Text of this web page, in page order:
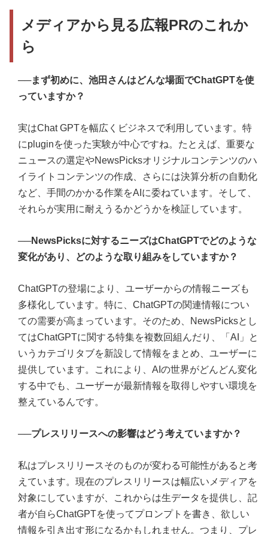
メディアから見る広報PRのこれか
ら
──まず初めに、池田さんはどんな場面でChatGPTを使
っていますか？
実はChat GPTを幅広くビジネスで利用しています。特
にpluginを使った実験が中心ですね。たとえば、重要な
ニュースの選定やNewsPicksオリジナルコンテンツのハ
イライトコンテンツの作成、さらには決算分析の自動化
など、手間のかかる作業をAIに委ねています。そして、
それらが実用に耐えうるかどうかを検証しています。
──NewsPicksに対するニーズはChatGPTでどのような
変化があり、どのような取り組みをしていますか？
ChatGPTの登場により、ユーザーからの情報ニーズも
多様化しています。特に、ChatGPTの関連情報につい
ての需要が高まっています。そのため、NewsPicksとし
てはChatGPTに関する特集を複数回組んだり、「AI」と
いうカテゴリタブを新設して情報をまとめ、ユーザーに
提供しています。これにより、AIの世界がどんどん変化
する中でも、ユーザーが最新情報を取得しやすい環境を
整えているんです。
──プレスリリースへの影響はどう考えていますか？
私はプレスリリースそのものが変わる可能性があると考
えています。現在のプレスリリースは幅広いメディアを
対象にしていますが、これからは生データを提供し、記
者が自らChatGPTを使ってプロンプトを書き、欲しい
情報を引き出す形になるかもしれません。つまり、プレ